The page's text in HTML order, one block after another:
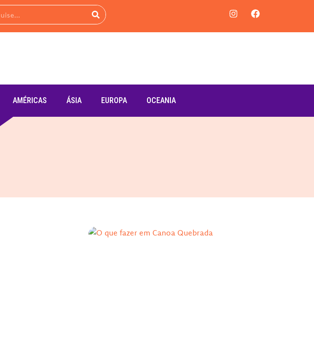
AMÉRICAS ÁSIA EUROPA OCEANIA